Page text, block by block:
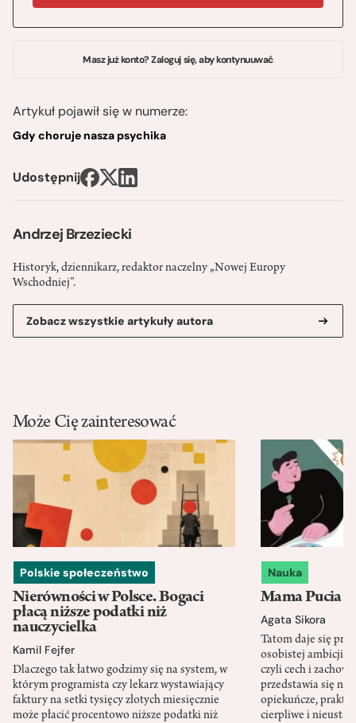
Andrzej Brzeziecki
Historyk, dziennikarz, redaktor naczelny „Nowej Europy
Wschodniej”.
Zobacz wszystkie artykuły autora
Masz już konto? Zaloguj się, aby kontynuuwać
Artykuł pojawił się w numerze:
Gdy choruje nasza psychika
Udostępnij
Może Cię zainteresować
Polskie społeczeństwo
Nierówności w Polsce. Bogaci
płacą niższe podatki niż
nauczycielka
Kamil Fejfer
Dlaczego tak łatwo godzimy się na system, w
którym programista czy lekarz wystawiający
faktury na setki tysięcy złotych miesięcznie
może płacić procentowo niższe podatki niż
Nauka
Mama Pucia
Agata Sikora
Tatom daje się
osobistej ambicji,
czyli cech i
przedstawia się
opiekuńcze,
cierpliwe i